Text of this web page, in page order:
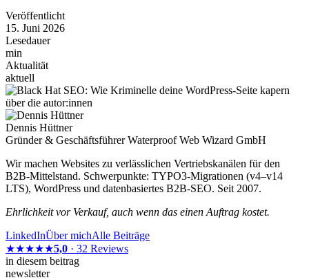
Veröffentlicht
15. Juni 2026
Lesedauer
min
Aktualität
aktuell
über die autor:innen
Dennis Hüttner
Gründer & Geschäftsführer Waterproof Web Wizard GmbH
Wir machen Websites zu verlässlichen Vertriebskanälen für den
B2B-Mittelstand. Schwerpunkte: TYPO3-Migrationen (v4–v14
LTS), WordPress und datenbasiertes B2B-SEO. Seit 2007.
Ehrlichkeit vor Verkauf, auch wenn das einen Auftrag kostet.
LinkedInÜber michAlle Beiträge
★★★★★5,0 · 32 Reviews
in diesem beitrag
newsletter